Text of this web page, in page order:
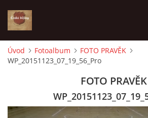
ÚVOD
VÝBĚR PODLE VAŠICH POTŘEB
Úvod Fotoalbum
FOTO PRAVĚK
WP_20151123_07_19_56_Pro
FOTO PRAVĚK